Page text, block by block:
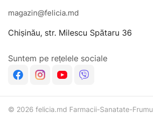
magazin@felicia.md
Chișinău, str. Milescu Spătaru 36
Suntem pe rețelele sociale
© 2026 felicia.md Farmacii-Sanatate-